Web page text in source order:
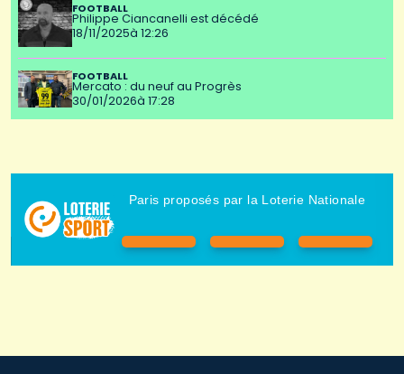
FOOTBALL
Philippe Ciancanelli est décédé
18/11/2025à 12:26
FOOTBALL
Mercato : du neuf au Progrès
30/01/2026à 17:28
Paris proposés par la Loterie Nationale